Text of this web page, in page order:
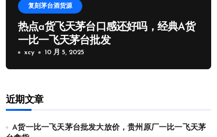
复刻茅台酒货源
热点a货飞天茅台口感还好吗，经典A货
一比一飞天茅台批发
xcy 10 月 5, 2025
近期文章
A货一比一飞天茅台批发大放价，贵州原厂一比一飞天茅